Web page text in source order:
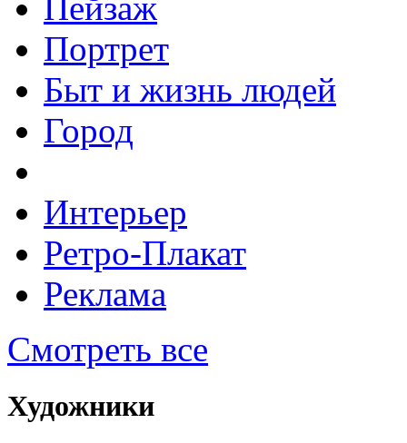
Портрет
Быт и жизнь людей
Город
Интерьер
Ретро-Плакат
Реклама
Смотреть все
Художники